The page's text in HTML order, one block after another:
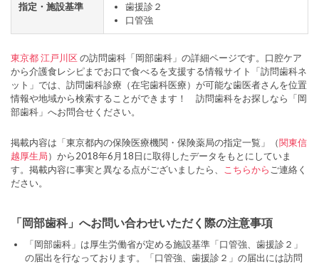
指定・施設基準
歯援診２
口管強
東京都江戸川区の訪問歯科「岡部歯科」の詳細ページです。口腔ケア
から介護食レシピまでお口で食べるを支援する情報サイト「訪問歯科ネ
ット」では、訪問歯科診療（在宅歯科医療）が可能な歯医者さんを位置
情報や地域から検索することができます！ 訪問歯科をお探しなら「岡
部歯科」へお問合せください。
掲載内容は「東京都内の保険医療機関・保険薬局の指定一覧」（関東信
越厚生局）から2018年6月18日に取得したデータをもとにしていま
す。掲載内容に事実と異なる点がございましたら、
こちらから ご連絡く
ださい。
「岡部歯科」へお問い合わせいただく際の注意事項
「岡部歯科」は厚生労働省が定める施設基準「口管強、歯援診２」
の届出を行なっております。「口管強、歯援診２」の届出には訪問